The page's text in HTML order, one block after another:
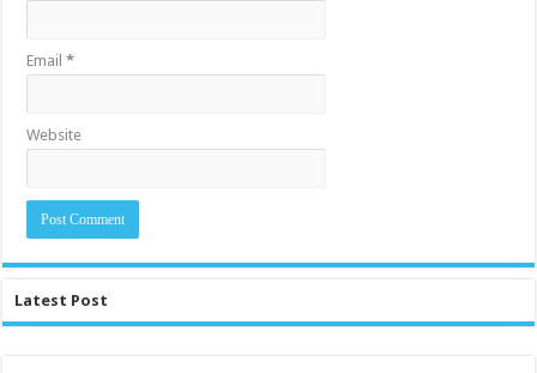
Email*
Website
Latest Post